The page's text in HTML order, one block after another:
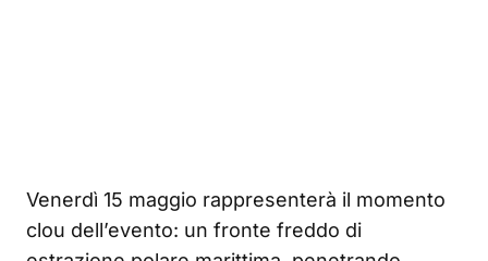
Venerdì 15 maggio rappresenterà il momento
clou dell’evento: un fronte freddo di